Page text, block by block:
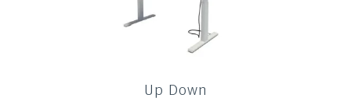
Up Down